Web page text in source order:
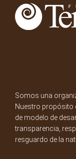
Somos una
Nuestro propósito
de modelo de
transparencia,
resguardo de la